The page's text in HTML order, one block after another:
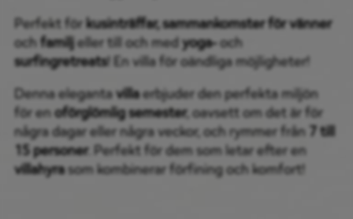
Perfekt för kusinträffar, sammankomster för vänner
ochfamiljeller till och medyoga-och
surfingretreats! En villa för oändliga möjligheter!
Denna elegantavillaerbjuder den perfekta miljön
för enoförglömlig semester, oavsett om det är för
några dagar eller några veckor, och rymmer från 7 till
15 personer. Perfekt för dem som letar efter en
villahyrasom kombinerar förfining och komfort!